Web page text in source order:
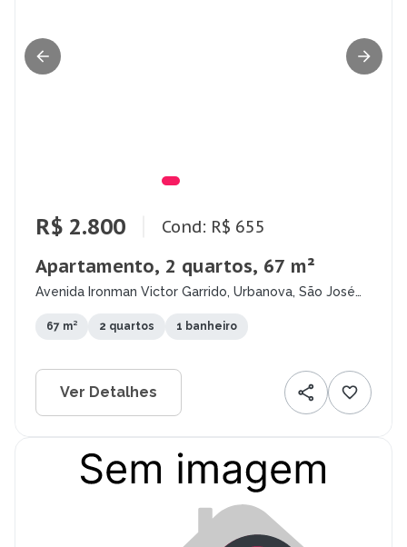
R$ 2.800 Cond: R$ 655
Apartamento, 2 quartos, 67 m²
Avenida Ironman Victor Garrido, Urbanova, São José
67 m² 2 quartos 1 banheiro
Ver Detalhes